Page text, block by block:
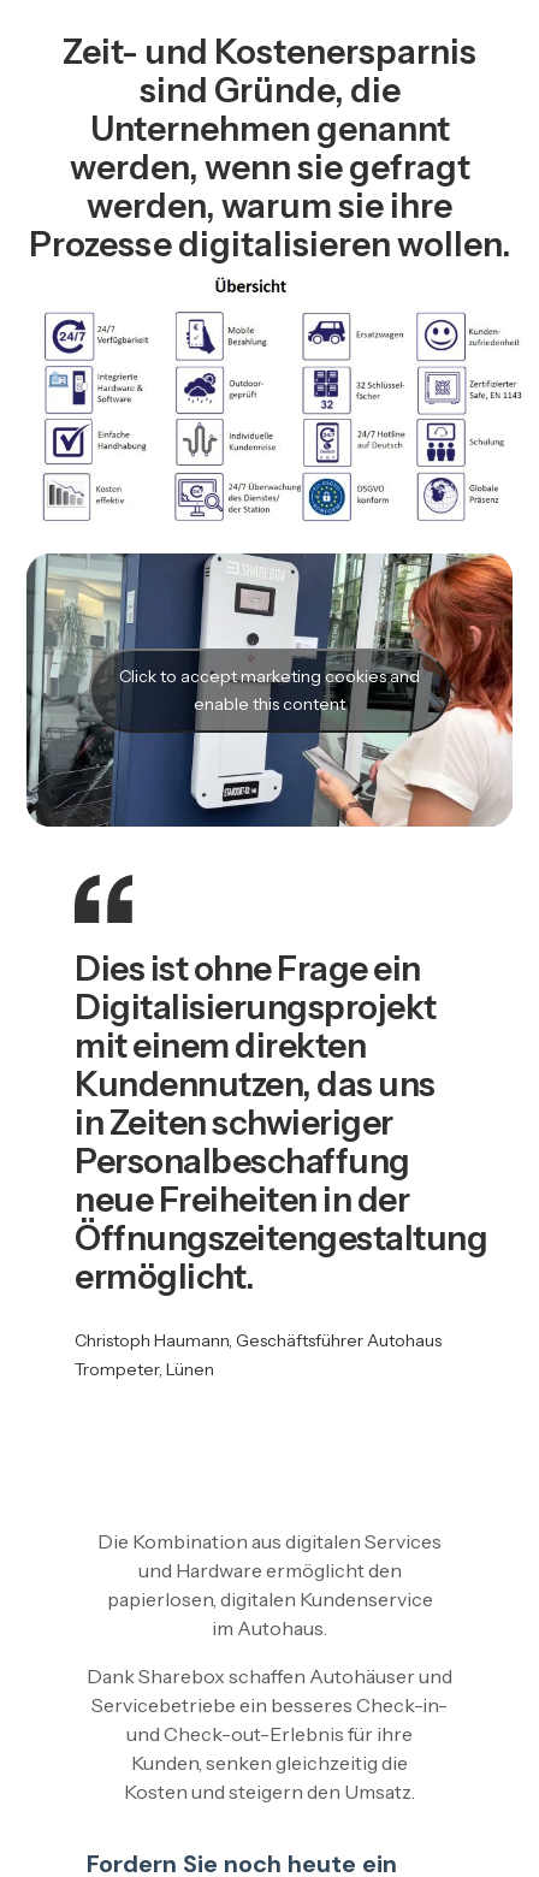
Zeit- und Kostenersparnis
sind Gründe, die
Unternehmen genannt
werden, wenn sie gefragt
werden, warum sie ihre
Prozesse digitalisieren wollen.
Click to accept marketing cookies and
enable this content
Dies ist ohne Frage ein
Digitalisierungsprojekt
mit einem direkten
Kundennutzen, das uns
in Zeiten schwieriger
Personalbeschaffung
neue Freiheiten in der
Öffnungszeitengestaltung
ermöglicht.
Christoph Haumann, Geschäftsführer Autohaus
Trompeter, Lünen
Die Kombination aus digitalen Services
und Hardware ermöglicht den
papierlosen, digitalen Kundenservice
im Autohaus.
Dank Sharebox schaffen Autohäuser und
Servicebetriebe ein besseres Check-in-
und Check-out-Erlebnis für ihre
Kunden, senken gleichzeitig die
Kosten und steigern den Umsatz.